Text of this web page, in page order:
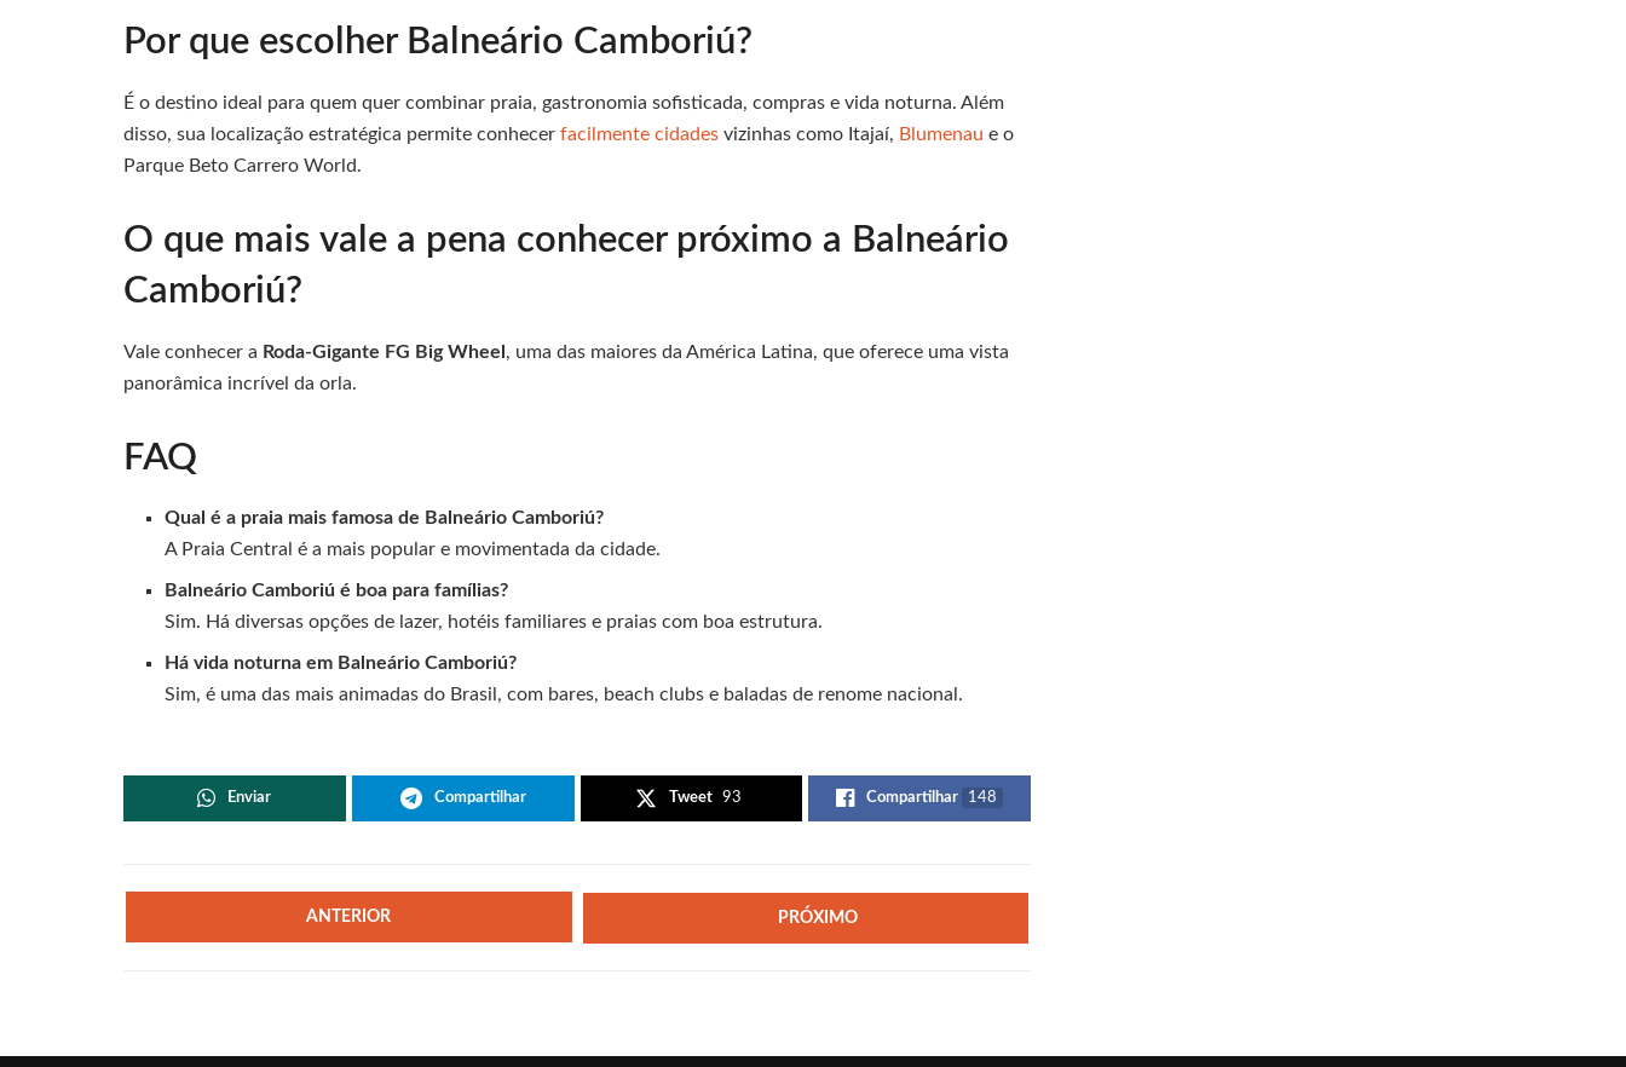
Por que escolher Balneário Camboriú?
É o destino ideal para quem quer combinar praia, gastronomia sofisticada, compras e vida noturna. Além
disso, sua localização estratégica permite conhecer facilmente cidades vizinhas como Itajaí, Blumenau e o
Parque Beto Carrero World.
O que mais vale a pena conhecer próximo a Balneário
Camboriú?
Vale conhecer a Roda-Gigante FG Big Wheel , uma das maiores da América Latina, que oferece uma vista
panorâmica incrível da orla.
FAQ
Qual é a praia mais famosa de Balneário Camboriú?
A Praia Central é a mais popular e movimentada da cidade.
Balneário Camboriú é boa para famílias?
Sim. Há diversas opções de lazer, hotéis familiares e praias com boa estrutura.
Há vida noturna em Balneário Camboriú?
Sim, é uma das mais animadas do Brasil, com bares, beach clubs e baladas de renome nacional.
Enviar Compartilhar Tweet 93 Compartilhar 148
ANTERIOR PRÓXIMO